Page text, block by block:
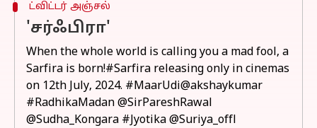
ட்விட்டர் அஞ்சல்
'சர்ஃபிரா'
When the whole world is calling you a mad fool, a
Sarfira is born!#Sarfira releasing only in cinemas
on 12th July, 2024. #MaarUdi@akshaykumar
#RadhikaMadan @SirPareshRawal
@Sudha_Kongara #Jyotika @Suriya_offl